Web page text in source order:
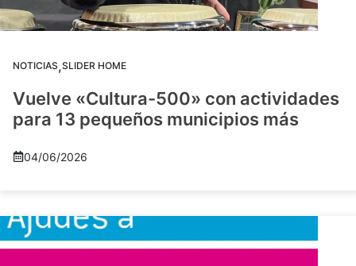
NOTICIAS,SLIDER HOME
Vuelve «Cultura-500» con actividades
para 13 pequeños municipios más
04/06/2026